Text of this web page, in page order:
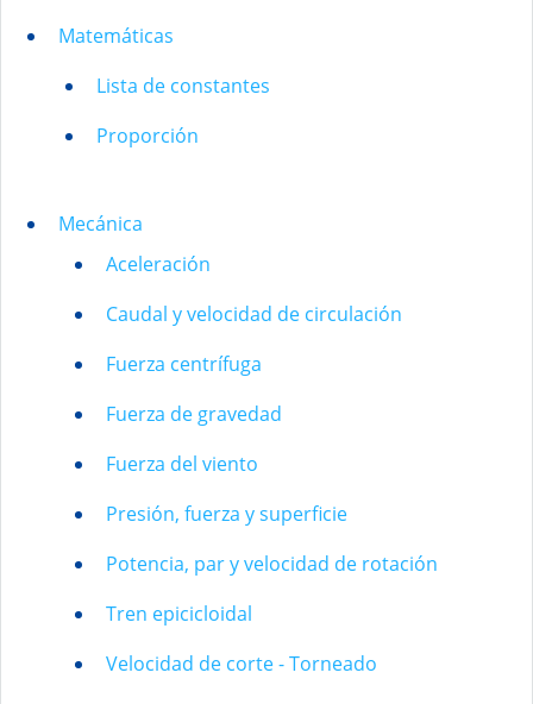
Matemáticas
Lista de constantes
Proporción
Mecánica
Aceleración
Caudal y velocidad de circulación
Fuerza centrífuga
Fuerza de gravedad
Fuerza del viento
Presión, fuerza y superficie
Potencia, par y velocidad de rotación
Tren epicicloidal
Velocidad de corte - Torneado